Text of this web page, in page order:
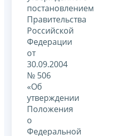
постановлением
Правительства
Российской
Федерации
от
30.09.2004
№ 506
«Об
утверждении
Положения
о
Федеральной